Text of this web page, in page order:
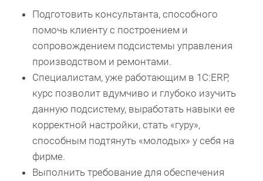
Подготовить консультанта, способного
помочь клиенту с построением и
сопровождением подсистемы управления
производством и ремонтами.
Специалистам, уже работающим в 1С:ERP,
курс позволит вдумчиво и глубоко изучить
данную подсистему, выработать навыки ее
корректной настройки, стать «гуру»,
способным подтянуть «молодых» у себя на
фирме.
Выполнить требование для обеспечения